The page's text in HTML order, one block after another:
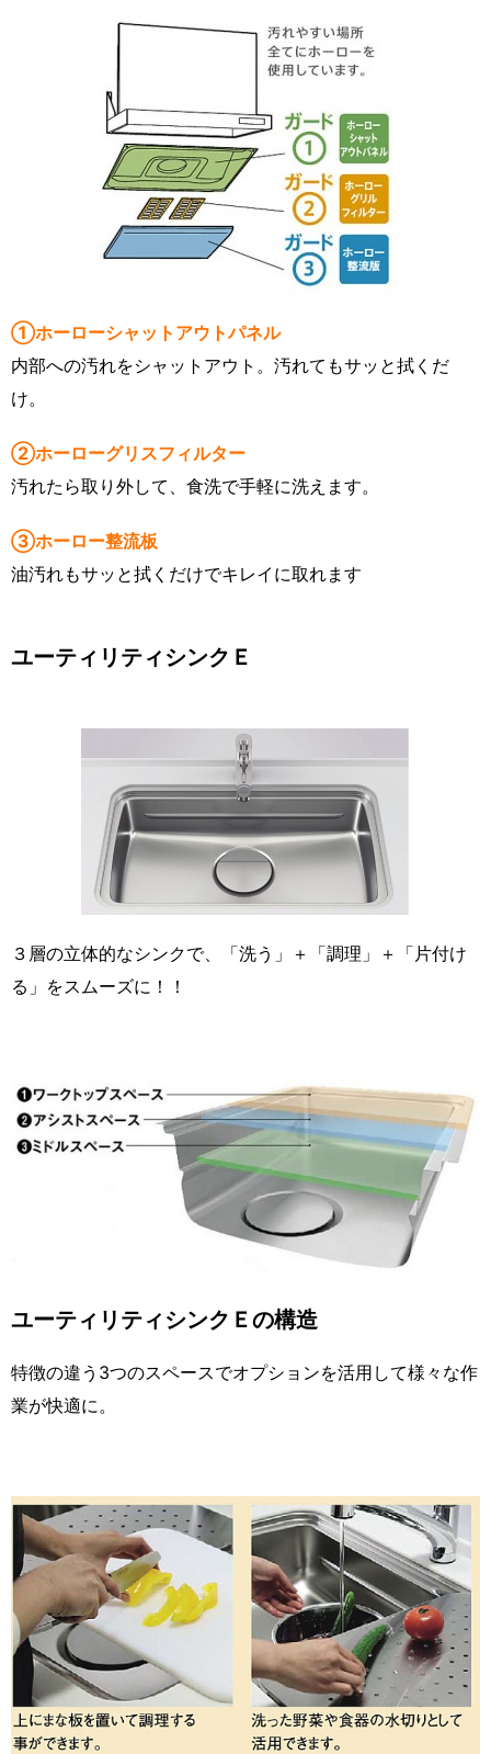
①ホーローシャットアウトパネル
内部への汚れをシャットアウト。汚れてもサッと拭くだ
け。
②ホーローグリスフィルター
汚れたら取り外して、食洗で手軽に洗えます。
③ホーロー整流板
油汚れもサッと拭くだけでキレイに取れます
ユーティリティシンクＥ
３層の立体的なシンクで、「洗う」＋「調理」＋「片付け
る」をスムーズに！！
ユーティリティシンクＥの構造
特徴の違う3つのスペースでオプションを活用して様々な作
業が快適に。